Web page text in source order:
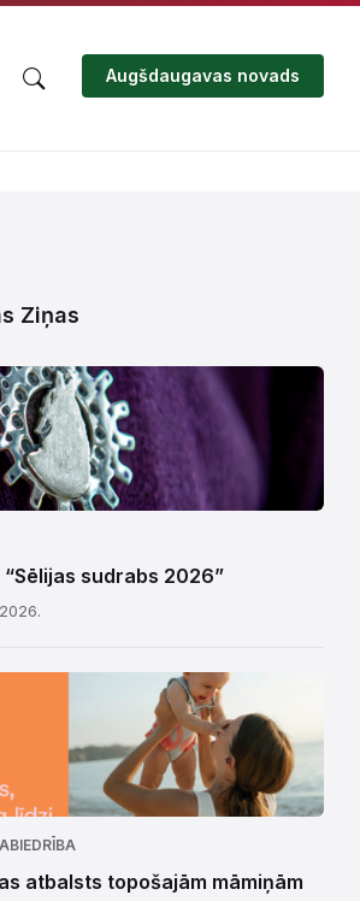
Augšdaugavas novads
Ziņas
sudrabs 2026”
atbalsts topošajām māmiņām